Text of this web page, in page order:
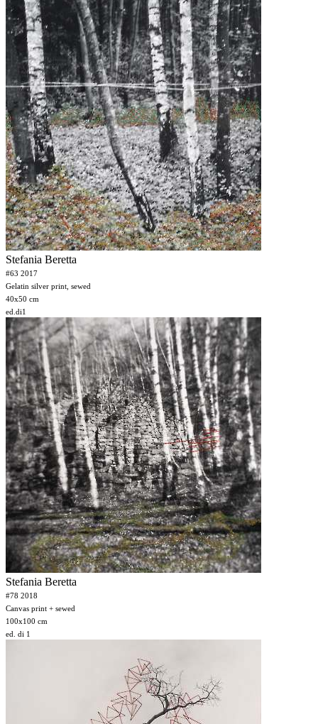
Stefania Beretta
#63 2017
Gelatin silver print, sewed
40x50 cm
ed.di1
Stefania Beretta
#78 2018
Canvas print + sewed
100x100 cm
ed. di 1